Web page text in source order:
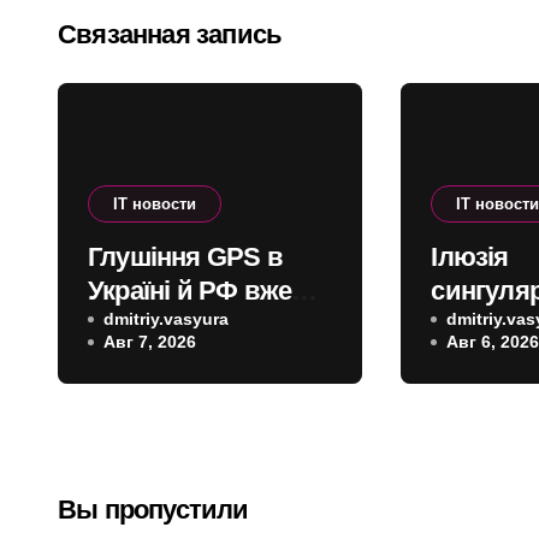
записям
Связанная запись
IT новости
Глушіння GPS в
Україні й РФ вже
завдає проблем
цивільній авіації в
Європі: наскільки
dmitriy.vasyura
Авг 7, 2026
IT новости
Ілюзія
чому
Авг 6, 2026
Вы пропустили